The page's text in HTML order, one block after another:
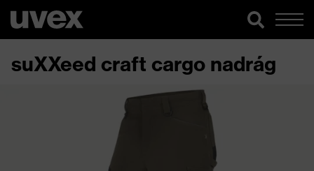
suXXeed craft cargo nadrág